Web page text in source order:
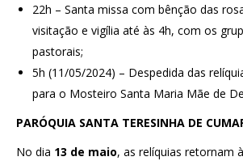
22h – Santa missa com bênção das
visitação e vigília até às 4h, com os
pastorais;
5h (11/05/2024) – Despedida das
para o Mosteiro Santa Maria Mãe de
PARÓQUIA SANTA TERESINHA DE
No dia 13 de maio, as relíquias retornam